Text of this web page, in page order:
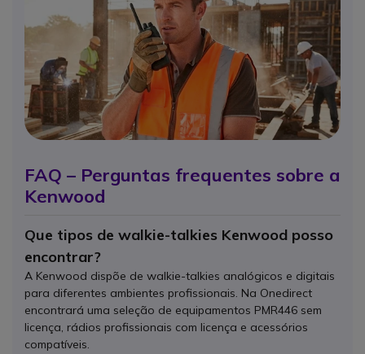
FAQ – Perguntas frequentes sobre a
Kenwood
Que tipos de walkie-talkies Kenwood posso
encontrar?
A Kenwood dispõe de walkie-talkies analógicos e digitais
para diferentes ambientes profissionais. Na Onedirect
encontrará uma seleção de equipamentos PMR446 sem
licença, rádios profissionais com licença e acessórios
compatíveis.